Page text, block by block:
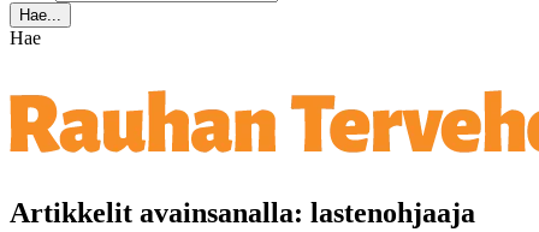
Hae...
Hae
Artikkelit avainsanalla: lastenohjaaja